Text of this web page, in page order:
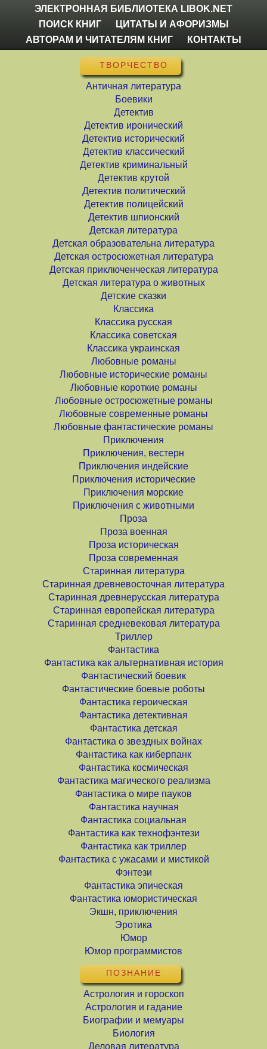
ЭЛЕКТРОННАЯ БИБЛИОТЕКА LIBOK.NET
ПОИСК КНИГ
ЦИТАТЫ И АФОРИЗМЫ
АВТОРАМ И ЧИТАТЕЛЯМ КНИГ
КОНТАКТЫ
ТВОРЧЕСТВО
Античная литература
Боевики
Детектив
Детектив иронический
Детектив исторический
Детектив классический
Детектив криминальный
Детектив крутой
Детектив политический
Детектив полицейский
Детектив шпионский
Детская литература
Детская образовательна литература
Детская остросюжетная литература
Детская приключенческая литература
Детская литература о животных
Детские сказки
Классика
Классика русская
Классика советская
Классика украинская
Любовные романы
Любовные исторические романы
Любовные короткие романы
Любовные остросюжетные романы
Любовные современные романы
Любовные фантастические романы
Приключения
Приключения, вестерн
Приключения индейские
Приключения исторические
Приключения морские
Приключения с животными
Проза
Проза военная
Проза историческая
Проза современная
Старинная литература
Старинная древневосточная литература
Старинная древнерусская литература
Старинная европейская литература
Старинная средневековая литература
Триллер
Фантастика
Фантастика как альтернативная история
Фантастический боевик
Фантастические боевые роботы
Фантастика героическая
Фантастика детективная
Фантастика детская
Фантастика о звездных войнах
Фантастика как киберпанк
Фантастика космическая
Фантастика магического реализма
Фантастика о мире пауков
Фантастика научная
Фантастика социальная
Фантастика как технофэнтези
Фантастика как триллер
Фантастика с ужасами и мистикой
Фэнтези
Фантастика эпическая
Фантастика юмористическая
Экшн, приключения
Эротика
Юмор
Юмор программистов
ПОЗНАНИЕ
Астрология и гороскоп
Астрология и гадание
Биографии и мемуары
Биология
Деловая литература